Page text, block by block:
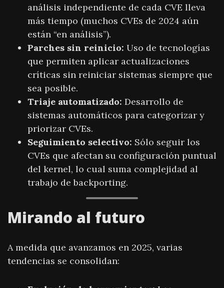
análisis independiente de cada CVE lleva
más tiempo (muchos CVEs de 2024 aún
están “en análisis”).
Parches sin reinicio: Uso de tecnologías
que permiten aplicar actualizaciones
críticas sin reiniciar sistemas siempre que
sea posible.
Triaje automatizado: Desarrollo de
sistemas automáticos para categorizar y
priorizar CVEs.
Seguimiento selectivo: Sólo seguir los
CVEs que afectan su configuración puntual
del kernel, lo cual suma complejidad al
trabajo de backporting.
Mirando al futuro
A medida que avanzamos en 2025, varias
tendencias se consolidan: